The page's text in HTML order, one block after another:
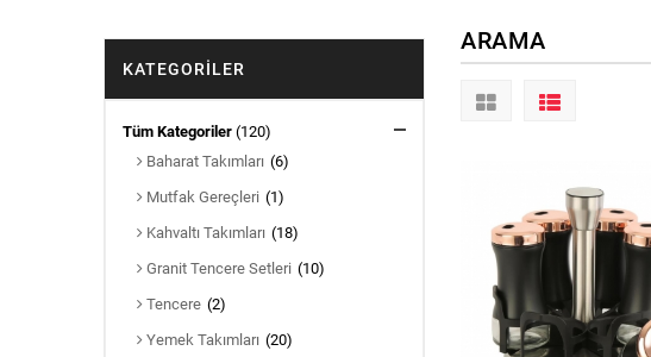
ARAMA
KATEGORILER
Tüm Kategoriler (120)
Baharat Takımları (6)
Mutfak Gereçleri (1)
Kahvaltı Takımları (18)
Granit Tencere Setleri (10)
Tencere (2)
Yemek Takımları (20)